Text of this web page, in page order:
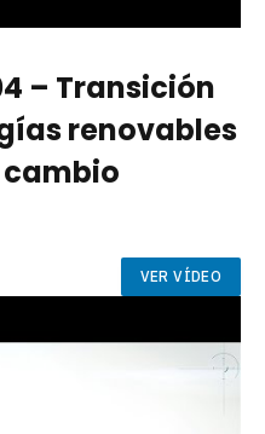
– Transición
renovables
VER VÍDEO